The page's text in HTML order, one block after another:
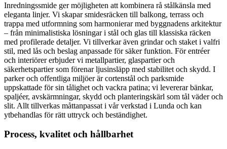
Inredningssmide ger möjligheten att kombinera rå stålkänsla med
eleganta linjer. Vi skapar smidesräcken till balkong, terrass och
trappa med utformning som harmonierar med byggnadens arkitektur
– från minimalistiska lösningar i stål och glas till klassiska räcken
med profilerade detaljer. Vi tillverkar även grindar och staket i valfri
stil, med lås och beslag anpassade för säker funktion. För entréer
och interiörer erbjuder vi metallpartier, glaspartier och
säkerhetspartier som förenar ljusinsläpp med stabilitet och skydd. I
parker och offentliga miljöer är cortenstål och parksmide
uppskattade för sin tålighet och vackra patina; vi levererar bänkar,
spaljéer, avskärmningar, skydd och planteringskärl som tål väder och
slit. Allt tillverkas måttanpassat i vår verkstad i Lunda och kan
ytbehandlas för rätt uttryck och beständighet.
Process, kvalitet och hållbarhet